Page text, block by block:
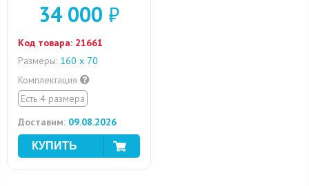
34 000 ₽
Код товара: 21661
Размеры: 160 х 70
Комплектация
Есть 4 размера
Доставим: 09.08.2026